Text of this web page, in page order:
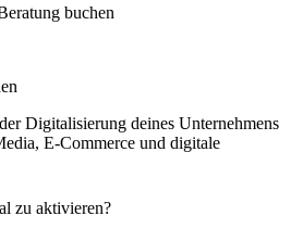
buchen
Digitalisierung deines Unternehmens
E-Commerce und digitale
zu aktivieren?